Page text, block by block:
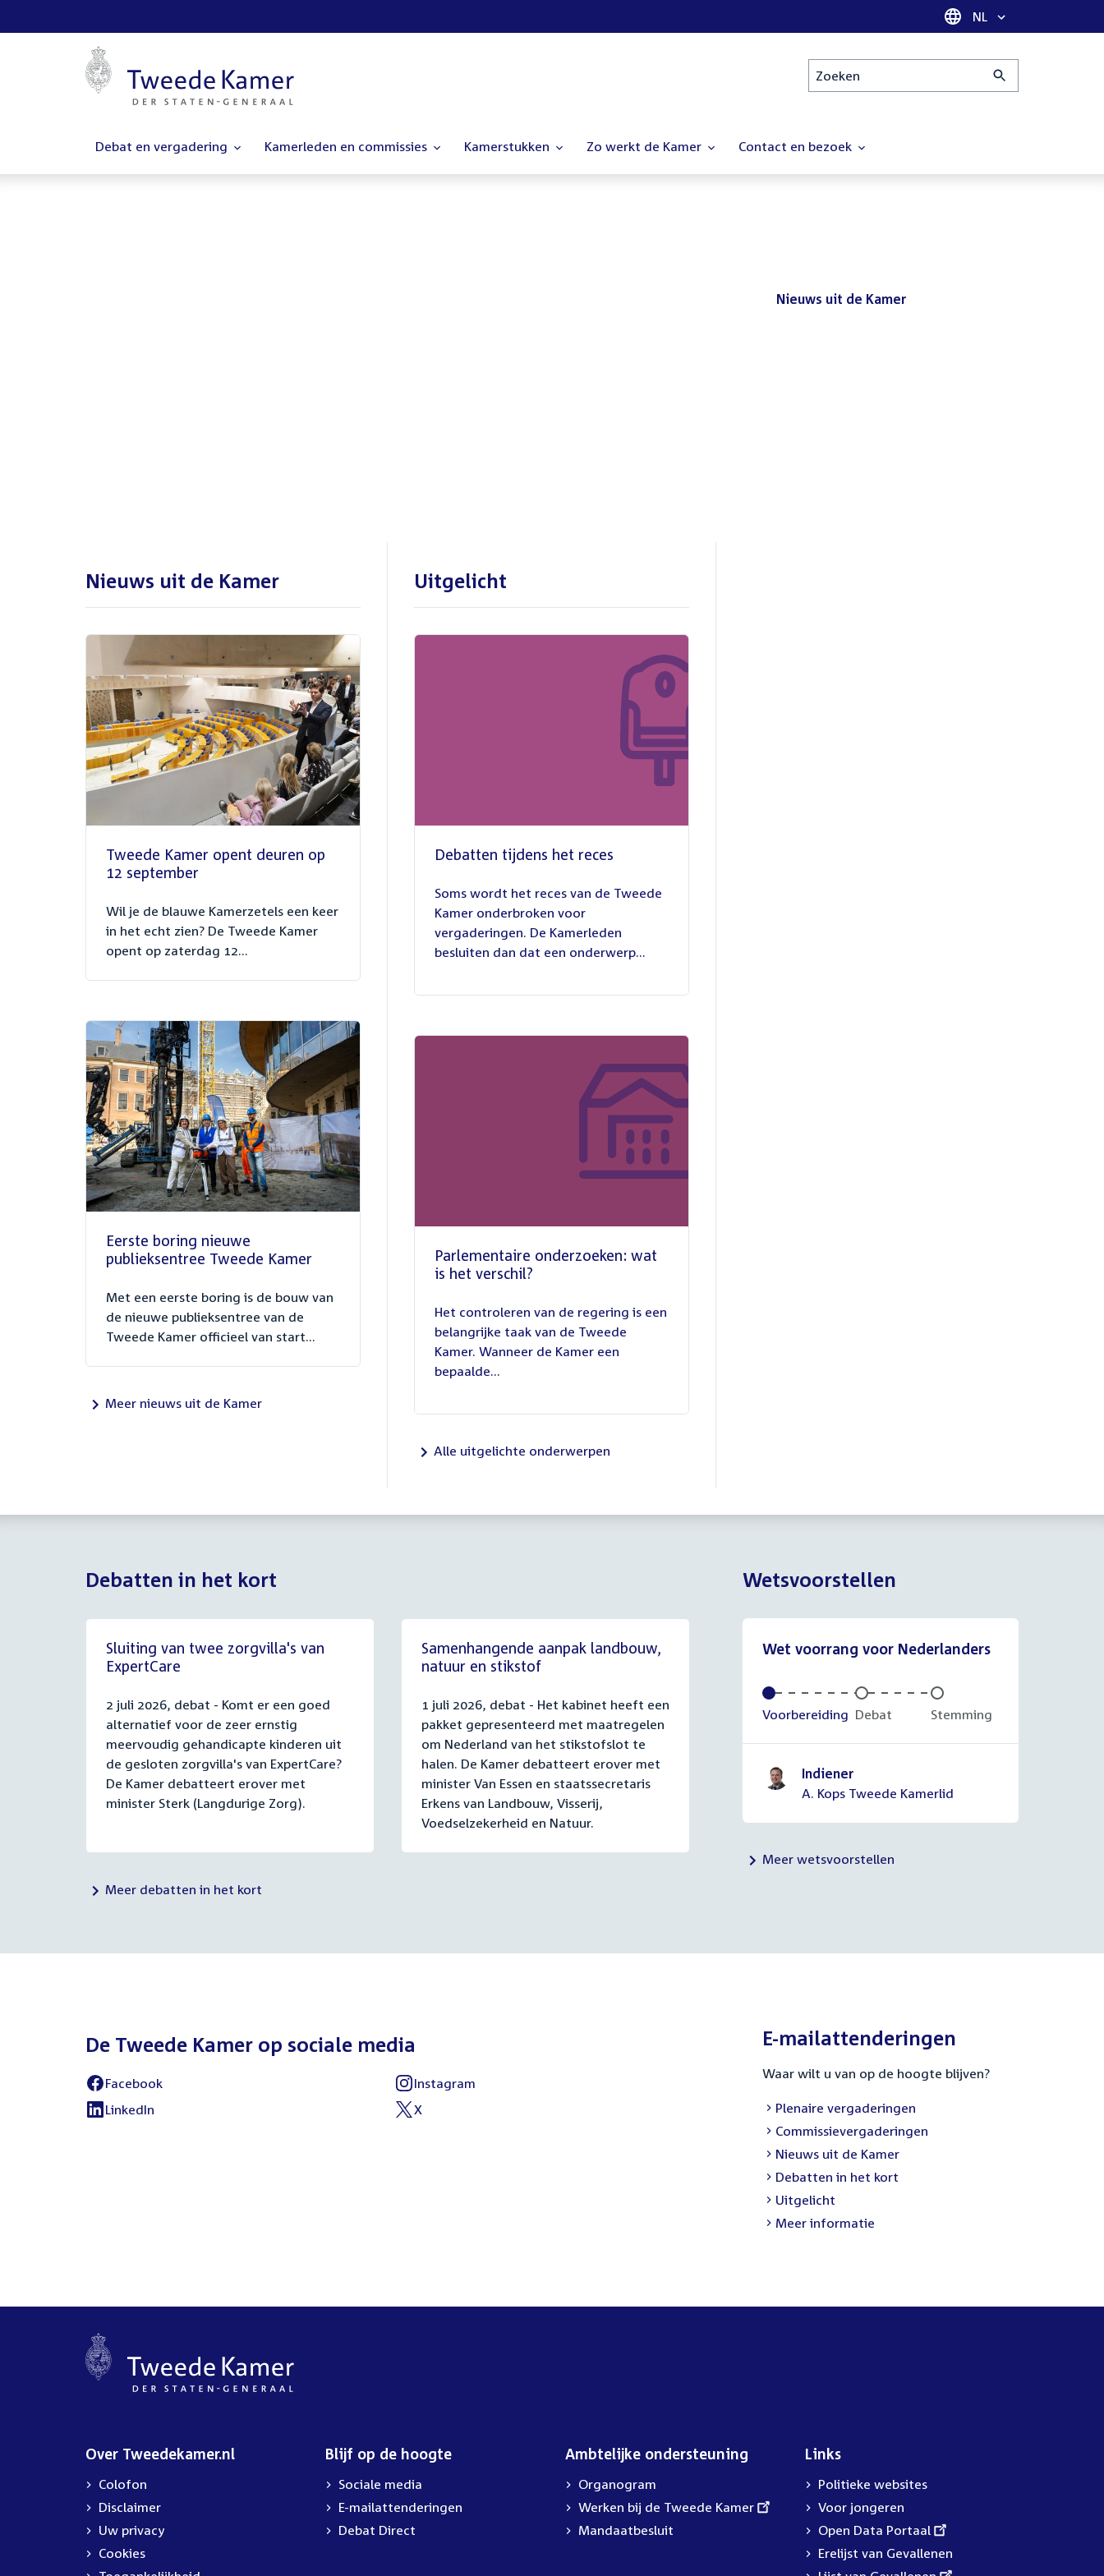
Taal selectie
NL
Zoeken
Debat en vergadering Kamerleden en commissies Kamerstukken Zo werkt de Kamer Contact en bezoek
Nieuws uit de Kamer
Nieuws uit de Kamer
Tweede Kamer opent deuren op
12 september
Wil je de blauwe Kamerzetels een keer
in het echt zien? De Tweede Kamer
opent op zaterdag 12...
Eerste boring nieuwe
publieksentree Tweede Kamer
Met een eerste boring is de bouw van
de nieuwe publieksentree van de
Tweede Kamer officieel van start...
Meer nieuws uit de Kamer
Uitgelicht
Debatten tijdens het reces
juli
2026
Soms wordt het reces van de Tweede
Kamer onderbroken voor
vergaderingen. De Kamerleden
besluiten dan dat een onderwerp...
Parlementaire onderzoeken: wat
is het verschil?
juli
2026
Het controleren van de regering is een
belangrijke taak van de Tweede
Kamer. Wanneer de Kamer een
bepaalde...
Alle uitgelichte onderwerpen
Debatten in het kort
Sluiting van twee zorgvilla's van
ExpertCare
2 juli 2026, debat - Komt er een goed
alternatief voor de zeer ernstig
meervoudig gehandicapte kinderen uit
de gesloten zorgvilla's van ExpertCare?
De Kamer debatteert erover met
minister Sterk (Langdurige Zorg).
Samenhangende aanpak landbouw,
natuur en stikstof
1 juli 2026, debat - Het kabinet heeft een
pakket gepresenteerd met maatregelen
om Nederland van het stikstofslot te
halen. De Kamer debatteert erover met
minister Van Essen en staatssecretaris
Erkens van Landbouw, Visserij,
Voedselzekerheid en Natuur.
Meer debatten in het kort
Wetsvoorstellen
Wet voorrang voor Nederlanders
Voltooid:
Voorbereiding Onvoltooid:
Debat Onvoltooid:
Stemming
Indiener
A. Kops Tweede Kamerlid
Meer wetsvoorstellen
De Tweede Kamer op sociale media
External
link:
Facebook
External
link:
Instagram
External
LinkedIn
External
X
E-mailattenderingen
Waar wilt u van op de hoogte blijven?
External
link:
Plenaire vergaderingen
External
link:
Commissievergaderingen
External
link:
Nieuws uit de Kamer
External
link:
Debatten in het kort
External
link:
Uitgelicht
Meer informatie
Over Tweedekamer.nl
Colofon
Disclaimer
Uw privacy
Cookies
Blijf op de hoogte
Sociale media
E-mailattenderingen
Debat Direct
Ambtelijke ondersteuning
Organogram
External
link:
Werken bij de Tweede Kamer
Mandaatbesluit
Links
Politieke websites
Voor jongeren
External
link:
Open Data Portaal
Erelijst van Gevallenen